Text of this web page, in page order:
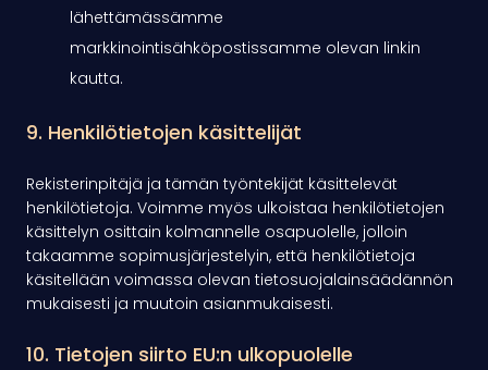
lähettämässämme
markkinointisähköpostissamme olevan linkin
kautta.
9. Henkilötietojen käsittelijät
Rekisterinpitäjä ja tämän työntekijät käsittelevät
henkilötietoja. Voimme myös ulkoistaa henkilötietojen
käsittelyn osittain kolmannelle osapuolelle, jolloin
takaamme sopimusjärjestelyin, että henkilötietoja
käsitellään voimassa olevan tietosuojalainsäädännön
mukaisesti ja muutoin asianmukaisesti.
10. Tietojen siirto EU:n ulkopuolelle